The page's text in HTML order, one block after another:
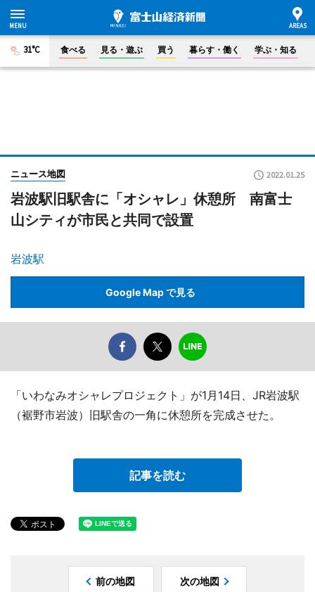
31°C 食べる 見る・遊ぶ 買う 暮らす・働く 学ぶ・知る
ニュース地図 2022.01.25
岩波駅旧駅舎に「オシャレ」休憩所 南富士
山シティが市民と共同で設置
岩波駅
Google Map で見る
「いわなみオシャレプロジェクト」が1月14日、JR岩波駅
（裾野市岩波）旧駅舎の一角に休憩所を完成させた。
記事を読む
前の地図 次の地図